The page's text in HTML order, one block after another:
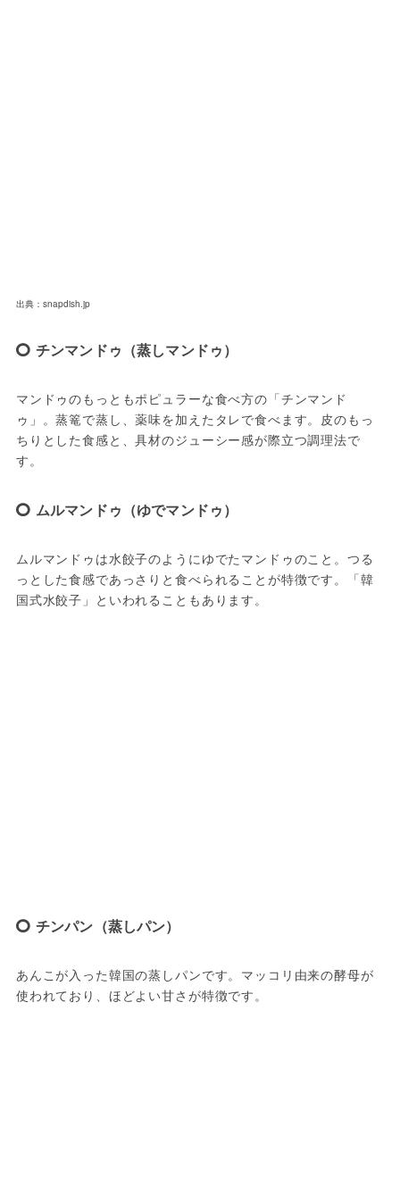
出典：snapdish.jp
チンマンドゥ（蒸しマンドゥ）
マンドゥのもっともポピュラーな食べ方の「チンマンド
ゥ」。蒸篭で蒸し、薬味を加えたタレで食べます。皮のもっ
ちりとした食感と、具材のジューシー感が際立つ調理法で
す。
ムルマンドゥ（ゆでマンドゥ）
ムルマンドゥは水餃子のようにゆでたマンドゥのこと。つる
っとした食感であっさりと食べられることが特徴です。「韓
国式水餃子」といわれることもあります。
チンパン（蒸しパン）
あんこが入った韓国の蒸しパンです。マッコリ由来の酵母が
使われており、ほどよい甘さが特徴です。